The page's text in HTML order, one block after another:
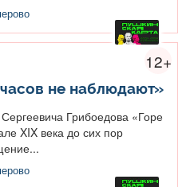
12+
не наблюдают»
Грибоедова «Горе
XIX века до сих пор